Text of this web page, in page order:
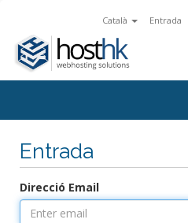
Català Entrada
Entrada
Direcció Email